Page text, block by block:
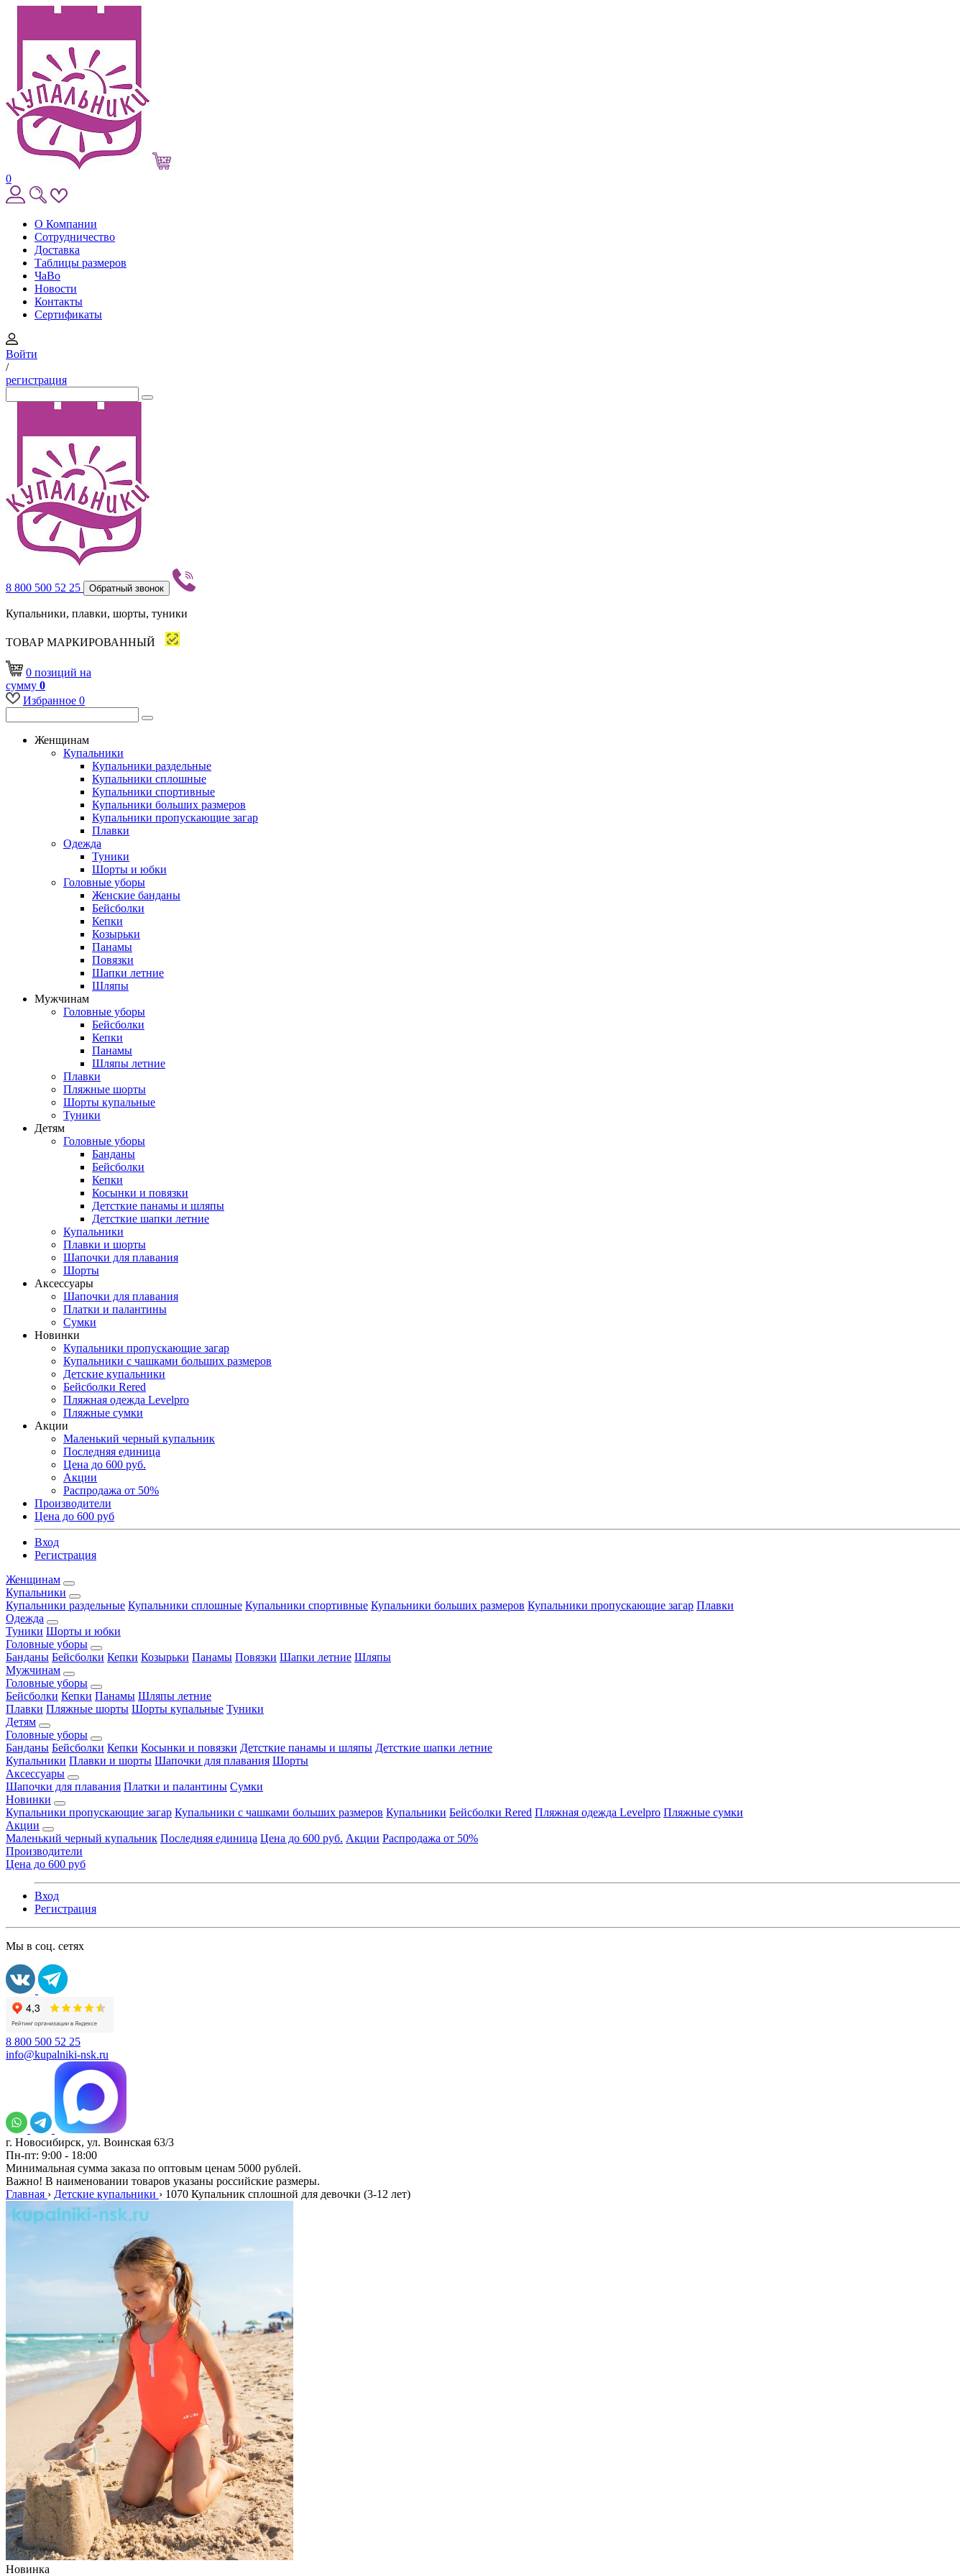
0
О Компании
Сотрудничество
Доставка
Таблицы размеров
ЧаВо
Новости
Контакты
Сертификаты
Войти
/
регистрация
8 800 500 52 25 Обратный звонок
Купальники, плавки, шорты, туники
ТОВАР МАРКИРОВАННЫЙ
0 позиций на
сумму 0
Избранное 0
Женщинам
Купальники
Купальники раздельные
Купальники сплошные
Купальники спортивные
Купальники больших размеров
Купальники пропускающие загар
Плавки
Одежда
Туники
Шорты и юбки
Головные уборы
Женские банданы
Бейсболки
Кепки
Козырьки
Панамы
Повязки
Шапки летние
Шляпы
Мужчинам
Головные уборы
Бейсболки
Кепки
Панамы
Шляпы летние
Плавки
Пляжные шорты
Шорты купальные
Туники
Детям
Головные уборы
Банданы
Бейсболки
Кепки
Косынки и повязки
Детсткие панамы и шляпы
Детсткие шапки летние
Купальники
Плавки и шорты
Шапочки для плавания
Шорты
Аксессуары
Шапочки для плавания
Платки и палантины
Сумки
Новинки
Купальники пропускающие загар
Купальники с чашками больших размеров
Детские купальники
Бейсболки Rered
Пляжная одежда Levelpro
Пляжные сумки
Акции
Маленький черный купальник
Последняя единица
Цена до 600 руб.
Акции
Распродажа от 50%
Производители
Цена до 600 руб
Вход
Регистрация
Женщинам
Купальники
Купальники раздельные Купальники сплошные Купальники спортивные Купальники больших размеров Купальники пропускающие загар Плавки
Одежда
Туники Шорты и юбки
Головные уборы
Банданы Бейсболки Кепки Козырьки Панамы Повязки Шапки летние Шляпы
Мужчинам
Головные уборы
Бейсболки Кепки Панамы Шляпы летние
Плавки Пляжные шорты Шорты купальные Туники
Детям
Головные уборы
Банданы Бейсболки Кепки Косынки и повязки Детсткие панамы и шляпы Детсткие шапки летние
Купальники Плавки и шорты Шапочки для плавания Шорты
Аксессуары
Шапочки для плавания Платки и палантины Сумки
Новинки
Купальники пропускающие загар Купальники с чашками больших размеров Купальники Бейсболки Rered Пляжная одежда Levelpro Пляжные сумки
Акции
Маленький черный купальник Последняя единица Цена до 600 руб. Акции Распродажа от 50%
Производители
Цена до 600 руб
Вход
Регистрация
Мы в соц. сетях
8 800 500 52 25
info@kupalniki-nsk.ru
г. Новосибирск, ул. Воинская 63/3
Пн-пт: 9:00 - 18:00
Минимальная сумма заказа по оптовым ценам 5000 рублей.
Важно! В наименовании товаров указаны российские размеры.
Главная › Детские купальники › 1070 Купальник сплошной для девочки (3-12 лет)
Новинка